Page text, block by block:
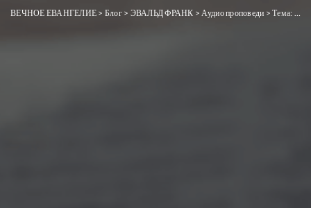
ВЕЧНОЕ ЕВАНГЕЛИЕ > Блог> ЭВАЛЬД ФРАНК >Аудио проповеди >Тема: «Доверяйте это учение только верным людям!» 2 Тим. 2:2